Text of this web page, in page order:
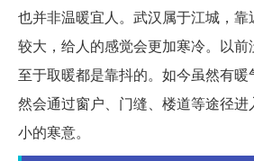
也并非温暖宜人。武汉属于江城，
较大，给人的感觉会更加寒冷。以
至于取暖都是靠抖的。如今虽然有
然会通过窗户、门缝、楼道等途径
小的寒意。